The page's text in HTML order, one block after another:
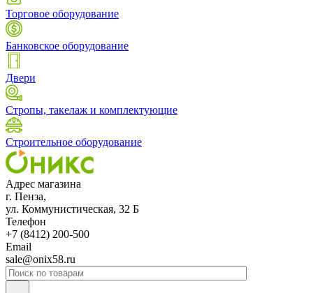
Торговое оборудование
Банковское оборудование
Двери
Стропы, такелаж и комплектующие
Строительное оборудование
Адрес магазина
г. Пенза,
ул. Коммунистическая, 32 Б
Телефон
+7 (8412) 200-500
Email
sale@onix58.ru